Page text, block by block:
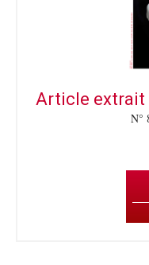
Article extrait
N°